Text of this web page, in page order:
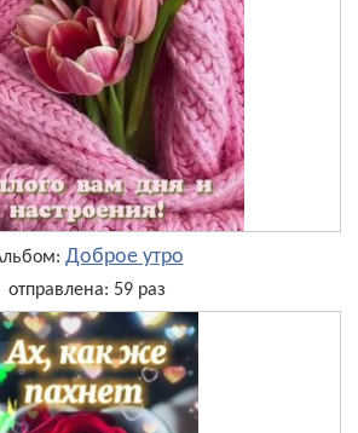
Доброе утро
отправлена: 59 раз